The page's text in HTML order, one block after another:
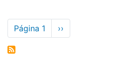
Paginación
Página 1
Siguiente
página
››